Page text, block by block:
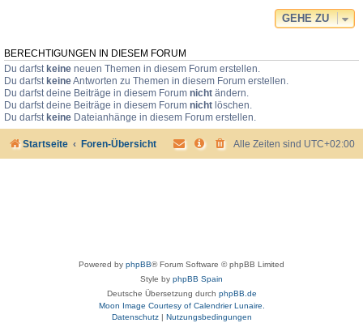
GEHE ZU
BERECHTIGUNGEN IN DIESEM FORUM
Du darfst keine neuen Themen in diesem Forum erstellen.
Du darfst keineAntworten zu Themen in diesem Forum erstellen.
Du darfst deine Beiträge in diesem Forum nicht ändern.
Du darfst deine Beiträge in diesem Forum nicht löschen.
Du darfst keine Dateianhänge in diesem Forum erstellen.
Startseite Foren-Übersicht Alle Zeiten sind UTC+02:00
Powered by phpBB® Forum Software © phpBB Limited
Style by phpBB Spain
Deutsche Übersetzung durch phpBB.de
Moon Image Courtesy of Calendrier Lunaire.
Datenschutz| Nutzungsbedingungen